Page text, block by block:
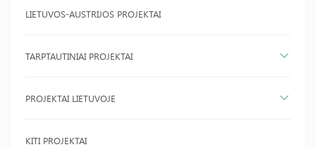
LIETUVOS-AUSTRIJOS PROJEKTAI
TARPTAUTINIAI PROJEKTAI
PROJEKTAI LIETUVOJE
KITI PROJEKTAI